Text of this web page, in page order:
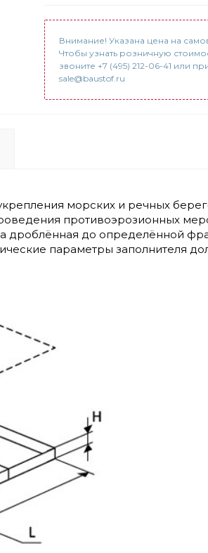
Внимание! Указана цена на
Чтобы узнать розничную
звоните +7 (495) 212-06-41 или
sale@baustof.ru
морских и речных
противоэрозионных
дроблённая до определённой
параметры заполнителя